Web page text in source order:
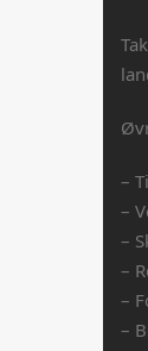
–
–
–
–
–
–